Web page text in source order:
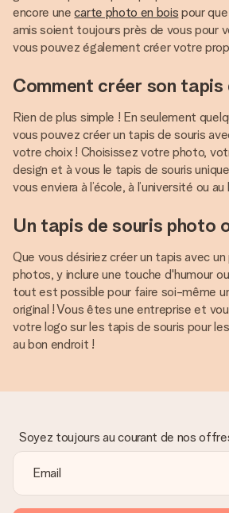
encore unecarte photo en bois pour
amis soient toujours près de vous pour
vous pouvez également créer votre
Comment créer son tapis
Rien de plus simple ! En seulement
vous pouvez créer un tapis de souris
votre choix ! Choisissez votre photo,
design et à vous le tapis de souris
vous enviera à l’école, à l’université ou au
Un tapis de souris photo
Que vous désiriez créer un tapis avec
photos, y inclure une touche d'humour
tout est possible pour faire soi-même
original ! Vous êtes une entreprise et
votre logo sur les tapis de souris pour
au bon endroit !
Soyez toujours au courant de nos